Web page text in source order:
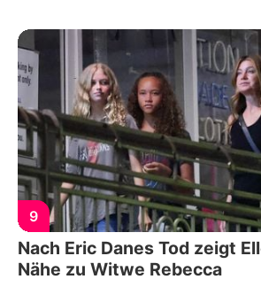
9
Nach Eric Danes Tod zeigt
Nähe zu Witwe Rebecca